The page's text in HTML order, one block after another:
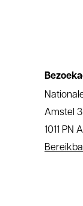
Amstel 3
1011 PN